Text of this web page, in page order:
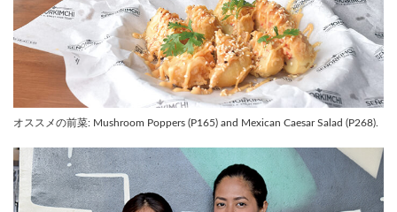
オススメの前菜: Mushroom Poppers (P165) and Mexican Caesar Salad (P268).